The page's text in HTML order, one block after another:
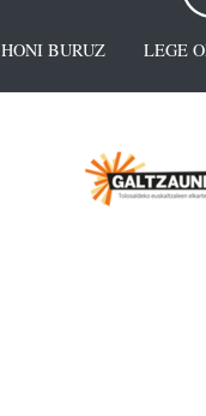
HONI BURUZ LEGE